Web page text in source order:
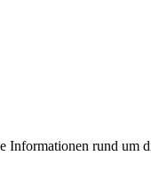
rund um